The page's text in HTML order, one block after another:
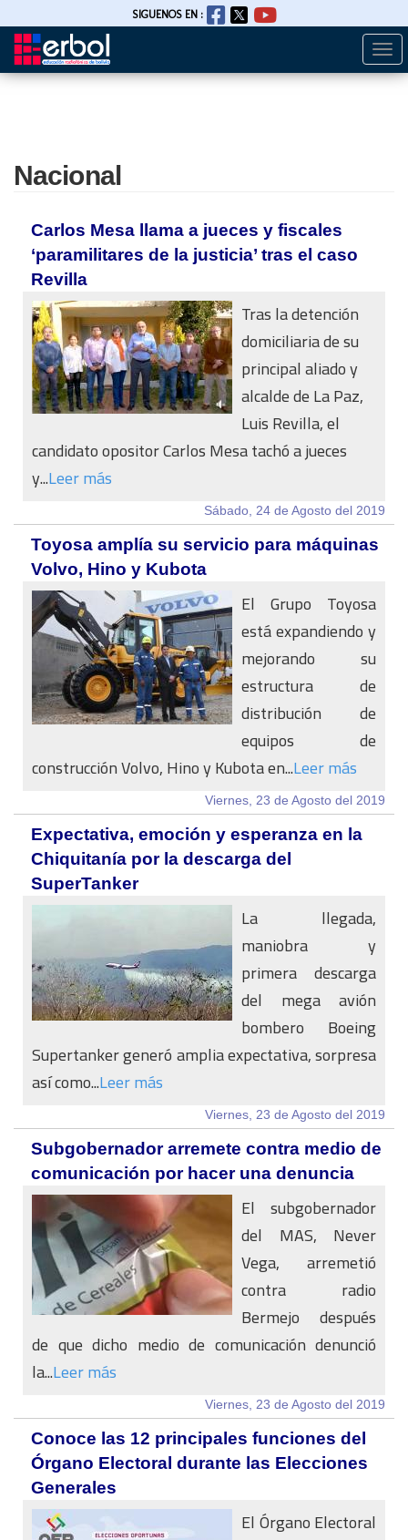
Pasar
SIGUENOS EN :
Nacional
Carlos Mesa llama a jueces y fiscales
‘paramilitares de la justicia’ tras el caso
Revilla
Tras la detención
domiciliaria de su
principal aliado y
alcalde de La Paz,
Luis Revilla, el
candidato opositor Carlos Mesa tachó a jueces
y...Leer más
Sábado, 24 de Agosto del 2019
Toyosa amplía su servicio para máquinas
Volvo, Hino y Kubota
El Grupo Toyosa
está expandiendo y
mejorando su
estructura de
distribución de
equipos de
construcción Volvo, Hino y Kubota en...Leer más
Viernes, 23 de Agosto del 2019
Expectativa, emoción y esperanza en la
Chiquitanía por la descarga del
SuperTanker
La llegada,
maniobra y
primera descarga
del mega avión
bombero Boeing
Supertanker generó amplia expectativa, sorpresa
así como...Leer más
Viernes, 23 de Agosto del 2019
Subgobernador arremete contra medio de
comunicación por hacer una denuncia
El subgobernador
del MAS, Never
Vega, arremetió
contra radio
Bermejo después
de que dicho medio de comunicación denunció
la...Leer más
Viernes, 23 de Agosto del 2019
Conoce las 12 principales funciones del
Órgano Electoral durante las Elecciones
Generales
El Órgano Electoral